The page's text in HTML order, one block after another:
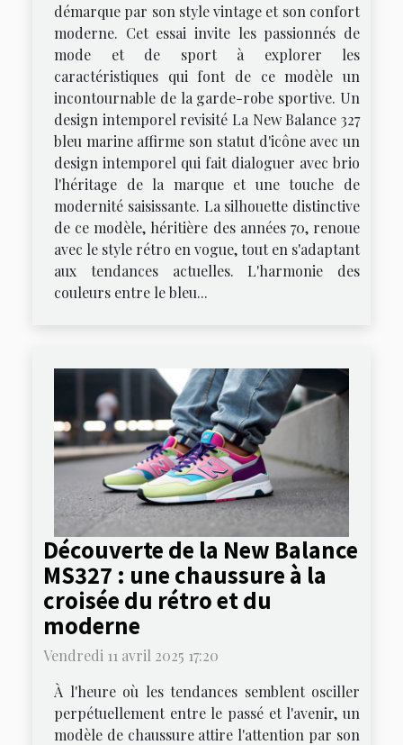
démarque par son style vintage et son confort
moderne. Cet essai invite les passionnés de
mode et de sport à explorer les
caractéristiques qui font de ce modèle un
incontournable de la garde-robe sportive. Un
design intemporel revisité La New Balance 327
bleu marine affirme son statut d'icône avec un
design intemporel qui fait dialoguer avec brio
l'héritage de la marque et une touche de
modernité saisissante. La silhouette distinctive
de ce modèle, héritière des années 70, renoue
avec le style rétro en vogue, tout en s'adaptant
aux tendances actuelles. L'harmonie des
couleurs entre le bleu...
Découverte de la New Balance
MS327 : une chaussure à la
croisée du rétro et du
moderne
Vendredi 11 avril 2025 17:20
À l'heure où les tendances semblent osciller
perpétuellement entre le passé et l'avenir, un
modèle de chaussure attire l'attention par son